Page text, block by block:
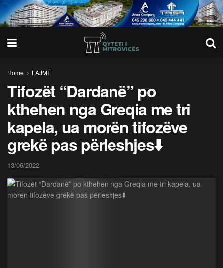
Home LAJME
Tifozët “Dardanë” po
kthehen nga Greqia me tri
kapela, ua morën tifozëve
grekë pas përleshjes⬇️
13/06/2022